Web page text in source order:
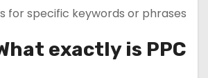
for specific keywords or phrases.
exactly is PPC?